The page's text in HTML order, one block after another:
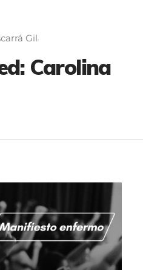
Gil
Carolina